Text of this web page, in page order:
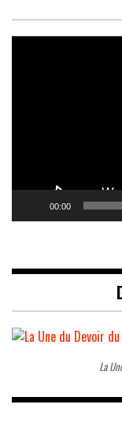
00:00
La